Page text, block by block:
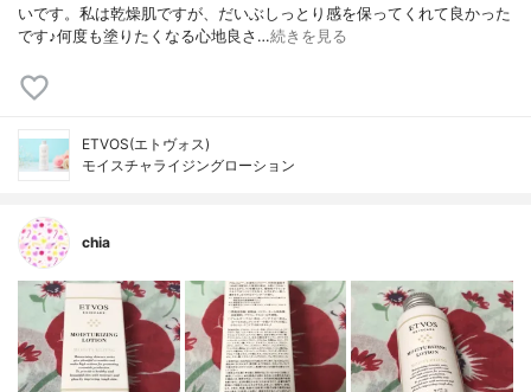
いです。私は乾燥肌ですが、だいぶしっとり感を保ってくれて良かった
です♪何度も塗りたくなる心地良さ…続きを見る
ETVOS(エトヴォス)
モイスチャライジングローション
chia